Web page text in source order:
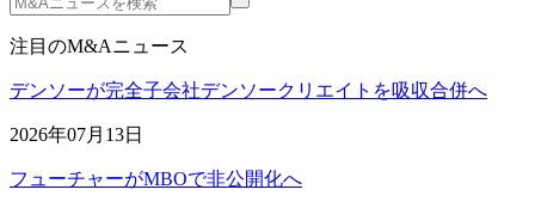
注目のM&Aニュース
デンソーが完全子会社デンソークリエイトを吸収合併へ
2026年07月13日
フューチャーがMBOで非公開化へ